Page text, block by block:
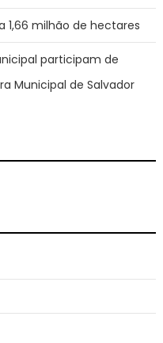
1,66 milhão de hectares
participam de
Municipal de Salvador